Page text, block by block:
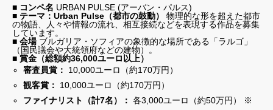
■ コンペ名 URBAN PULSE (アーバン・パルス)
■ テーマ：Urban Pulse（都市の鼓動）
物理的な形を超えた都市
の物語、人々や情報の流れ、相互接続などを表現する作品を募集
しています。
■ 会場ブルガリア・ソフィアの象徴的な場所である「ラルゴ」
（国民議会や大統領府などの建物）。
■ 賞金（総額約36,000ユーロ以上）
審査員賞：
10,000ユーロ（約170万円）
観客賞：
10,000ユーロ（約170万円）
ファイナリスト（計7名）： 各3,000ユーロ（約50万円） ※
クリエイター支援情報
プロジェクションマッピング協会公式サイト
1minute Projection Mapping Competition
MAPPING WORLD
会員専用サイト利用規約